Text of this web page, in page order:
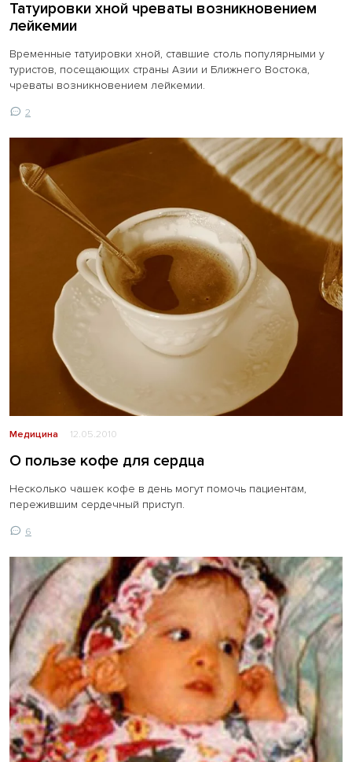
Татуировки хной чреваты возникновением
лейкемии
Временные татуировки хной, ставшие столь популярными у
туристов, посещающих страны Азии и Ближнего Востока,
чреваты возникновением лейкемии.
2
Медицина 12.05.2010
О пользе кофе для сердца
Несколько чашек кофе в день могут помочь пациентам,
пережившим сердечный приступ.
6